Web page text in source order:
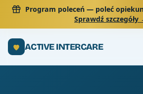
Program poleceń— poleć
Sprawdź szczegóły
ACTIVE INTERCARE